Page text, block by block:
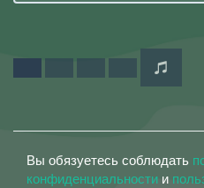
Вы обязуетесь соблюдать
конфиденциальности и